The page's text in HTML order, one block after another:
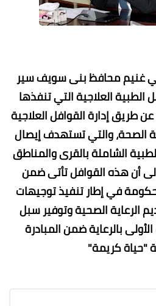
غنيم محافظ بنى سويف سير
العلاجية التي تنفذها
طريق إدارة القوافل العلاجية
الصحة، والتي تستهدف إيصال
الشاملة بالقرى والمناطق
إلى أن هذه القوافل تأتى ضمن
في إطار تنفيذ توجيهات
الرعاية الصحية وتوفير سبل
بالرعاية ضمن المبادرة
"حياة كريمة"